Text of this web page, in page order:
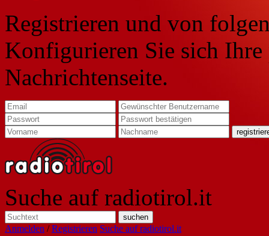
Registrieren und von
Konfigurieren Sie sich
Nachrichtenseite.
Suche auf radiotirol.it
Anmelden /Registrieren Suche auf radiotirol.it